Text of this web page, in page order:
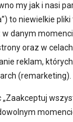
my jak i nasi
to niewielkie
danym
oraz w
reklam,
(remarketing).